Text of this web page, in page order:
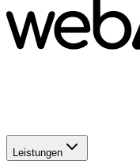
Leistungen